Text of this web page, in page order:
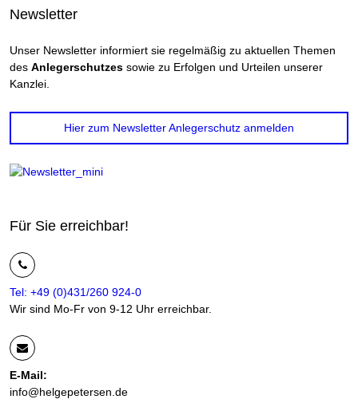
Newsletter
Unser Newsletter informiert sie regelmäßig zu aktuellen Themen
desAnlegerschutzes sowie zu Erfolgen und Urteilen unserer
Kanzlei.
Hier zum Newsletter Anlegerschutz anmelden
Für Sie erreichbar!
Tel: +49 (0)431/260 924-0
Wir sind Mo-Fr von 9-12 Uhr erreichbar.
E-Mail:
info@helgepetersen.de